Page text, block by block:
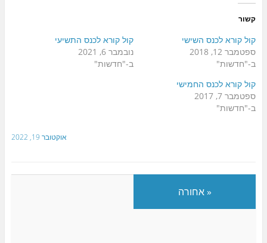
קשור
קול קורא לכנס השישי
ספטמבר 12, 2018
ב-"חדשות"
קול קורא לכנס התשיעי
נובמבר 6, 2021
ב-"חדשות"
קול קורא לכנס החמישי
ספטמבר 7, 2017
ב-"חדשות"
אוקטובר 19, 2022
« אחורה